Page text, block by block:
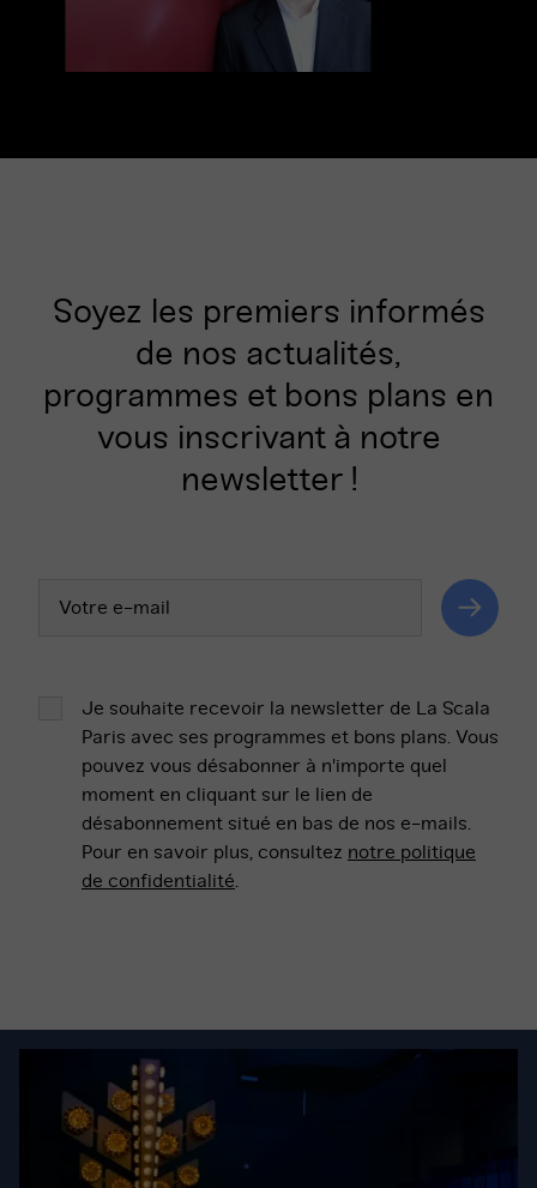
Soyez les premiers informés
de nos actualités,
programmes et bons plans en
vous inscrivant à notre
newsletter !
email
Valider
Je souhaite recevoir la newsletter de La Scala
Paris avec ses programmes et bons plans. Vous
pouvez vous désabonner à n'importe quel
moment en cliquant sur le lien de
désabonnement situé en bas de nos e-mails.
Pour en savoir plus, consultez notre politique
de confidentialité